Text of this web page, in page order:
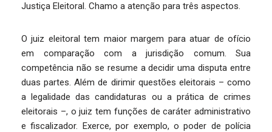
Justiça Eleitoral. Chamo a atenção para três aspectos.
O juiz eleitoral tem maior margem para atuar de ofício
em comparação com a jurisdição comum. Sua
competência não se resume a decidir uma disputa entre
duas partes. Além de dirimir questões eleitorais – como
a legalidade das candidaturas ou a prática de crimes
eleitorais –, o juiz tem funções de caráter administrativo
e fiscalizador. Exerce, por exemplo, o poder de polícia